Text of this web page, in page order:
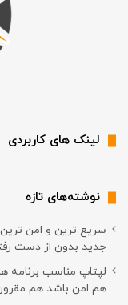
لینک های کاربردی
نوشته‌های تازه
سریع ترین و امن
جدید بدون از دست
لپتاپ مناسب برنامه
هم امن باشد هم